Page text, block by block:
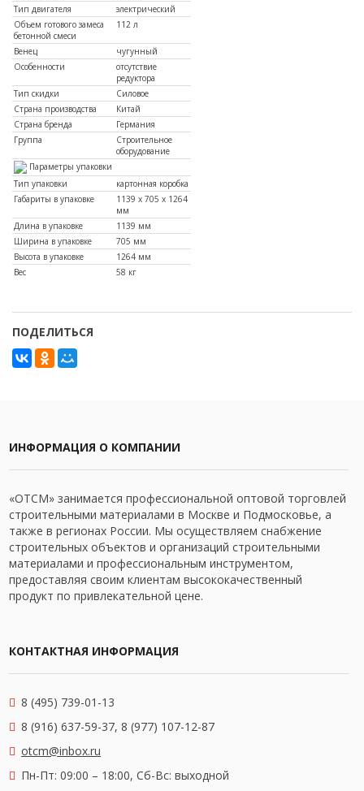
Тип двигателя
электрический
Объем готового замеса
бетонной смеси
112 л
Венец
чугунный
Особенности
отсутствие
редуктора
Тип скидки
Силовое
Страна производства
Китай
Страна бренда
Германия
Группа
Строительное
оборудование
Параметры упаковки
Тип упаковки
картонная коробка
Габариты в упаковке
1139 х 705 х 1264
мм
Длина в упаковке
1139 мм
Ширина в упаковке
705 мм
Высота в упаковке
1264 мм
Вес
58 кг
ПОДЕЛИТЬСЯ
ИНФОРМАЦИЯ О КОМПАНИИ
«ОТСМ» занимается профессиональной оптовой торговлей
строительными материалами в Москве и Подмосковье, а
также в регионах России. Мы осуществляем снабжение
строительных объектов и организаций строительными
материалами и профессиональным инструментом,
предоставляя своим клиентам высококачественный
продукт по привлекательной цене.
КОНТАКТНАЯ ИНФОРМАЦИЯ
8 (495) 739-01-13
8 (916) 637-59-37, 8 (977) 107-12-87
otcm@inbox.ru
Пн-Пт: 09:00 – 18:00, Сб-Вс: выходной